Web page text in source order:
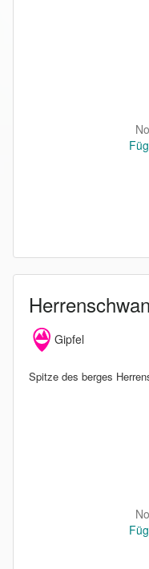
Gipfel
Spitze des berges